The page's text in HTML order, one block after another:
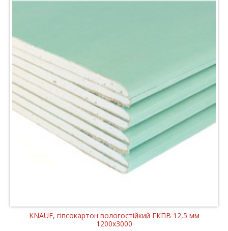
KNAUF, гіпсокартон вологостійкий ГКПВ 12,5 мм
1200x3000